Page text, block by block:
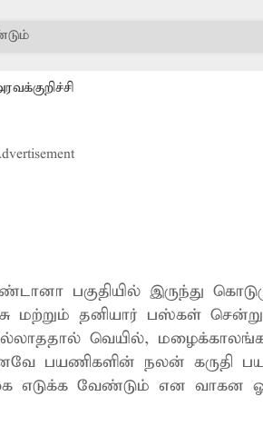
பகுதியில் இருந்து
மற்றும் தனியார் பஸ்கள்
வெயில்,
பயணிகளின் நலன் கருதி
எடுக்க வேண்டும் என வாகன